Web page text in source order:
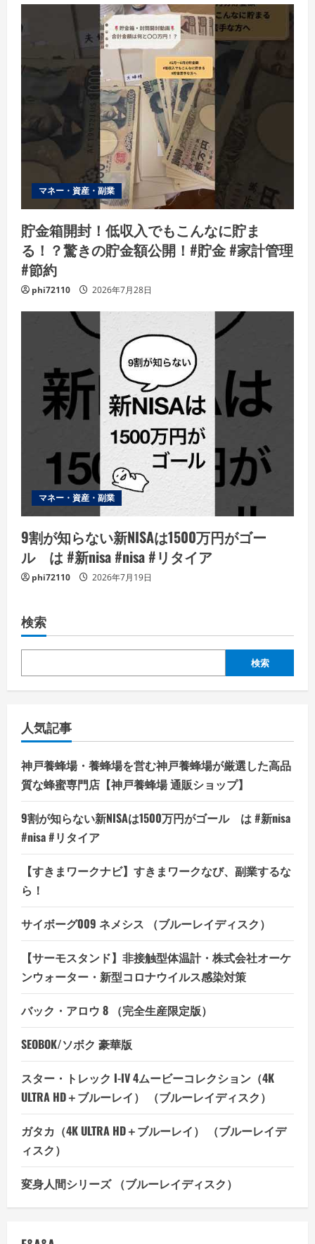
マネー・資産・副業
貯金箱開封！低収入でもこんなに貯ま
る！？驚きの貯金額公開！#貯金 #家計管理
#節約
phi72110 2026年7月28日
マネー・資産・副業
9割が知らない新NISAは1500万円がゴー
ル は #新nisa #nisa #リタイア
phi72110 2026年7月19日
検索
検索
人気記事
神戸養蜂場・養蜂場を営む神戸養蜂場が厳選した高品
質な蜂蜜専門店【神戸養蜂場 通販ショップ】
9割が知らない新NISAは1500万円がゴール は #新nisa
#nisa #リタイア
【すきまワークナビ】すきまワークなび、副業するな
ら！
サイボーグ009 ネメシス （ブルーレイディスク）
【サーモスタンド】非接触型体温計・株式会社オーケ
ンウォーター・新型コロナウイルス感染対策
バック・アロウ 8 （完全生産限定版）
SEOBOK/ソボク 豪華版
スター・トレック I-IV 4ムービーコレクション（4K
ULTRA HD＋ブルーレイ） （ブルーレイディスク）
ガタカ（4K ULTRA HD＋ブルーレイ） （ブルーレイデ
ィスク）
変身人間シリーズ （ブルーレイディスク）